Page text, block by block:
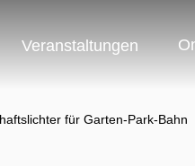
Veranstaltungen
für Garten-Park-Bahn